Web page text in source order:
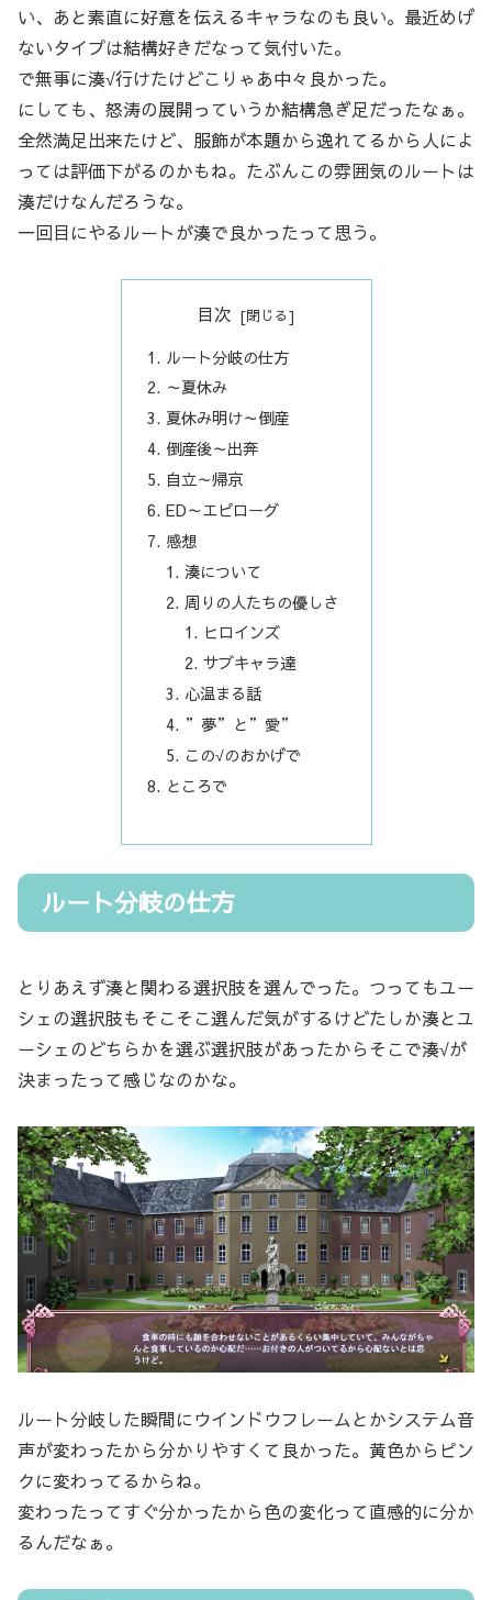
い、あと素直に好意を伝えるキャラなのも良い。最近めげ
ないタイプは結構好きだなって気付いた。
で無事に湊√行けたけどこりゃあ中々良かった。
にしても、怒涛の展開っていうか結構急ぎ足だったなぁ。
全然満足出来たけど、服飾が本題から逸れてるから人によ
っては評価下がるのかもね。たぶんこの雰囲気のルートは
湊だけなんだろうな。
一回目にやるルートが湊で良かったって思う。
目次
ルート分岐の仕方
～夏休み
夏休み明け～倒産
倒産後～出奔
自立～帰京
ED～エピローグ
感想
湊について
周りの人たちの優しさ
ヒロインズ
サブキャラ達
心温まる話
”夢”と”愛”
この√のおかげで
ところで
ルート分岐の仕方
とりあえず湊と関わる選択肢を選んでった。つってもユー
シェの選択肢もそこそこ選んだ気がするけどたしか湊とユ
ーシェのどちらかを選ぶ選択肢があったからそこで湊√が
決まったって感じなのかな。
ルート分岐した瞬間にウインドウフレームとかシステム音
声が変わったから分かりやすくて良かった。黄色からピン
クに変わってるからね。
変わったってすぐ分かったから色の変化って直感的に分か
るんだなぁ。